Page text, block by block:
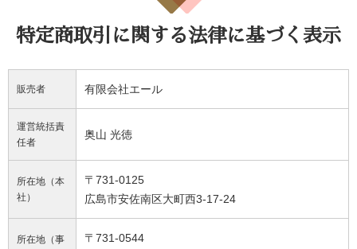
特定商取引に関する法律に基づく表示
販売者 有限会社エール
運営統括責
任者
奥山 光徳
所在地（本
社）
〒731-0125
広島市安佐南区大町西3-17-24
所在地（事
〒731-0544